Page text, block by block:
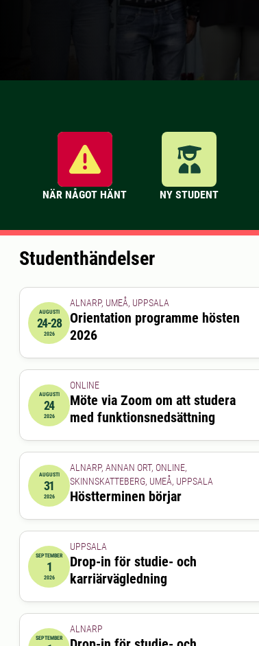
NÄR NÅGOT HÄNT NY STUDENT
Studenthändelser
2026-08-24 00:00:00
AUGUSTI
24-28
2026
ALNARP, UMEÅ, UPPSALA
Orientation programme hösten
2026
2026-08-24 15:00:00till2026-08-24 16:00:00
AUGUSTI
24
2026
ONLINE
Möte via Zoom om att studera
med funktionsnedsättning
2026-08-31 00:00:00
AUGUSTI
31
2026
ALNARP, ANNAN ORT, ONLINE,
SKINNSKATTEBERG, UMEÅ, UPPSALA
Höstterminen börjar
2026-09-01 00:00:00till2026-09-01 00:00:00
SEPTEMBER
1
2026
UPPSALA
Drop-in för studie- och
karriärvägledning
SEPTEMBER
ALNARP